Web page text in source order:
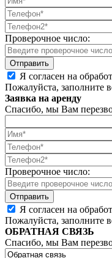
Проверочное число:
Я согласен на
Пожалуйста, заполните
Заявка на аренду
Спасибо, мы Вам
Проверочное число:
Я согласен на
Пожалуйста, заполните
ОБРАТНАЯ СВЯЗЬ
Спасибо, мы Вам